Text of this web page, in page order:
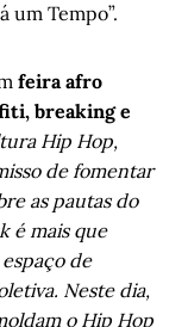
um Tempo”.
feira afro
breaking e
Hip Hop,
de fomentar
as pautas do
é mais que
de
Neste dia,
o Hip Hop